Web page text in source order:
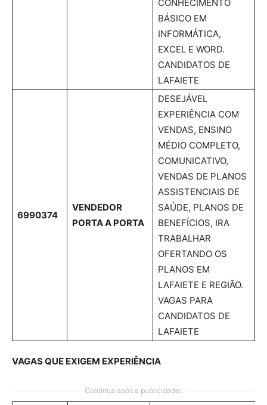
CONHECIMENTO
BÁSICO EM
INFORMÁTICA,
EXCEL E WORD.
CANDIDATOS DE
LAFAIETE
6990374
VENDEDOR
PORTA A PORTA
DESEJÁVEL
EXPERIÊNCIA COM
VENDAS, ENSINO
MÉDIO COMPLETO,
COMUNICATIVO,
VENDAS DE PLANOS
ASSISTENCIAIS DE
SAÚDE, PLANOS DE
BENEFÍCIOS, IRA
TRABALHAR
OFERTANDO OS
PLANOS EM
LAFAIETE E REGIÃO.
VAGAS PARA
CANDIDATOS DE
LAFAIETE
VAGAS QUE EXIGEM EXPERIÊNCIA
Continua após a publicidade..